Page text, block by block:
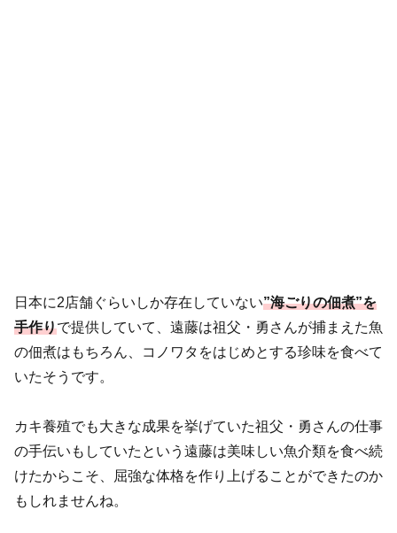
日本に2店舗ぐらいしか存在していない”海ごりの佃煮”を
手作りで提供していて、遠藤は祖父・勇さんが捕まえた魚
の佃煮はもちろん、コノワタをはじめとする珍味を食べて
いたそうです。
カキ養殖でも大きな成果を挙げていた祖父・勇さんの仕事
の手伝いもしていたという遠藤は美味しい魚介類を食べ続
けたからこそ、屈強な体格を作り上げることができたのか
もしれませんね。